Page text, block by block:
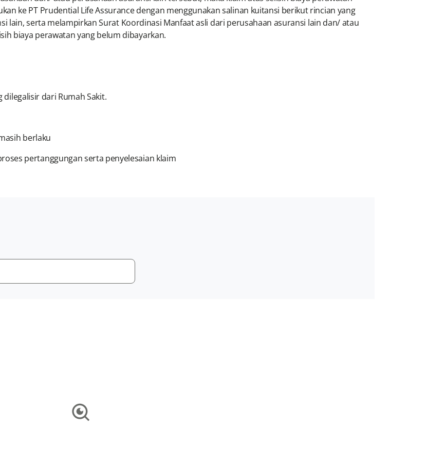
ke PT Prudential Life Assurance dengan menggunakan salinan kuitansi berikut rincian yang
lain, serta melampirkan Surat Koordinasi Manfaat asli dari perusahaan asuransi lain dan/ atau
biaya perawatan yang belum dibayarkan.
dari Rumah Sakit.
berlaku
pertanggungan serta penyelesaian klaim